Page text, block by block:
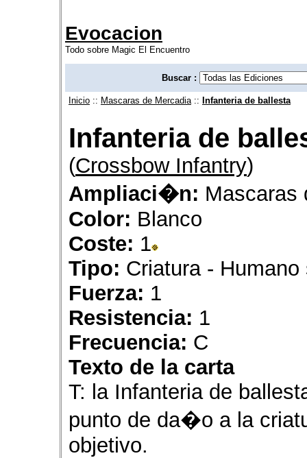
Evocacion
Todo sobre Magic El Encuentro
Buscar :
Inicio :: Mascaras de Mercadia :: Infanteria de ballesta
Infanteria de
(Crossbow Infantry)
Ampliaci�n: Mascaras
Color: Blanco
Coste: 1
Tipo: Criatura - Humano
Fuerza: 1
Resistencia: 1
Frecuencia: C
Texto de la carta
T: la Infanteria de
punto de da�o a la
objetivo.